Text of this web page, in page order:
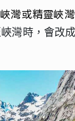
灣或精靈峽
峽灣時，會改